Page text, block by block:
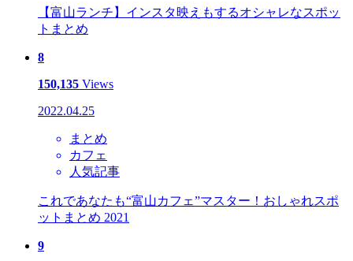
【富山ランチ】インスタ映えもするオシャレなスポッ
トまとめ
8
150,135 Views
2022.04.25
まとめ
カフェ
人気記事
これであなたも“富山カフェ”マスター！おしゃれスポ
ットまとめ 2021
9